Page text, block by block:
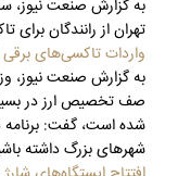
به گزارش صنعت نیوز،
تهران از رانندگان
واردات تاکسی‌های برقی
به گزارش صنعت نیوز،
صف تخصیص ارز در
شهرهای بزرگ داشته